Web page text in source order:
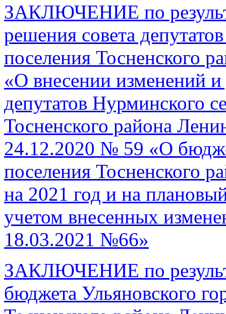
ЗАКЛЮЧЕНИЕ по
решения совета
поселения Тосненского
«О внесении изменений
депутатов Нурминского
Тосненского района
24.12.2020 № 59 «О
поселения Тосненского
на 2021 год и на
учетом внесенных
18.03.2021 №66»
ЗАКЛЮЧЕНИЕ по
бюджета Ульяновского